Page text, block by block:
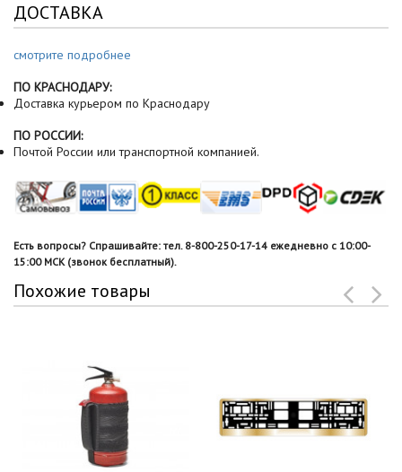
ДОСТАВКА
смотрите подробнее
ПО КРАСНОДАРУ:
Доставка курьером по Краснодару
ПО РОССИИ:
Почтой России или транспортной компанией.
Есть вопросы? Спрашивайте: тел. 8-800-250-17-14 ежедневно с 10:00-
15:00 МСК (звонок бесплатный).
Похожие товары